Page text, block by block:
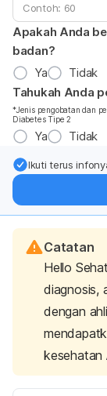
Apakah Anda
badan?
Ya
Tidak
Tahukah Anda
*Jenis pengobatan dan
Diabetes Tipe 2
Ya Tidak
Ikuti terus
Catatan
Hello
diagnosis,
dengan
kesehatan